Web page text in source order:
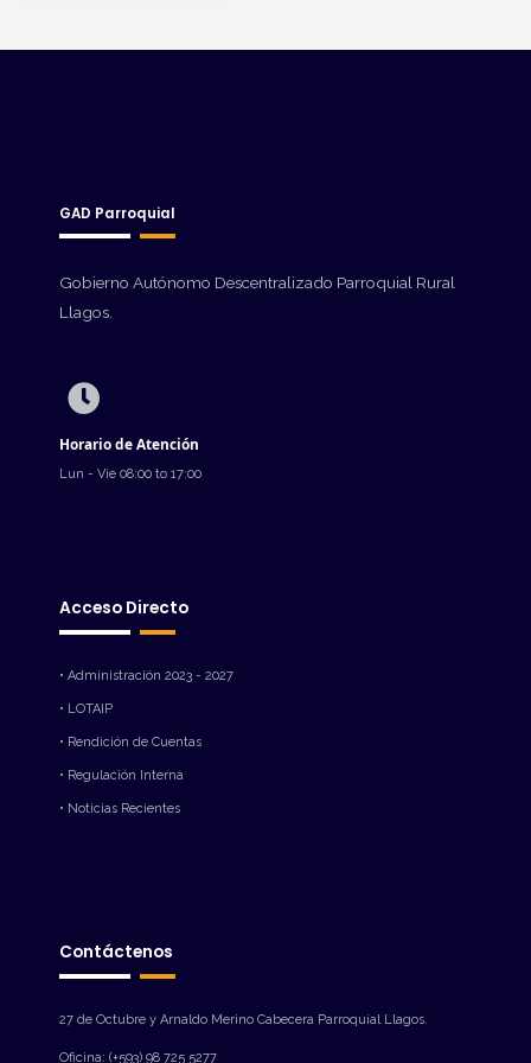
GAD Parroquial
Gobierno Autónomo Descentralizado Parroquial Rural
Llagos.
Horario de Atención
Lun - Vie 08:00 to 17:00
Acceso Directo
• Administración 2023 - 2027
• LOTAIP
• Rendición de Cuentas
• Regulación Interna
• Noticias Recientes
Contáctenos
27 de Octubre y Arnaldo Merino Cabecera Parroquial Llagos.
Oficina: (+593) 98 725 5277